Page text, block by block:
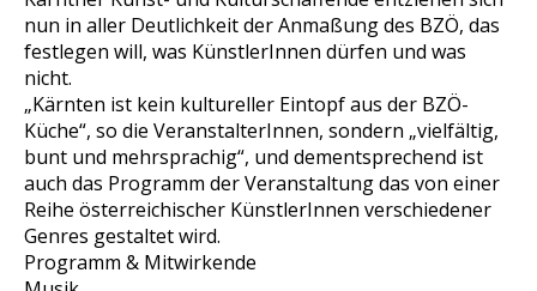
nun in aller Deutlichkeit der Anmaßung des BZÖ, das
festlegen will, was KünstlerInnen dürfen und was
nicht.
„Kärnten ist kein kultureller Eintopf aus der BZÖ-
Küche“, so die VeranstalterInnen, sondern „vielfältig,
bunt und mehrsprachig“, und dementsprechend ist
auch das Programm der Veranstaltung das von einer
Reihe österreichischer KünstlerInnen verschiedener
Genres gestaltet wird.
Programm & Mitwirkende